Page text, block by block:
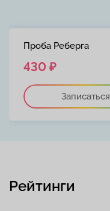
Проба Реберга
430 ₽
Записаться
Рейтинги